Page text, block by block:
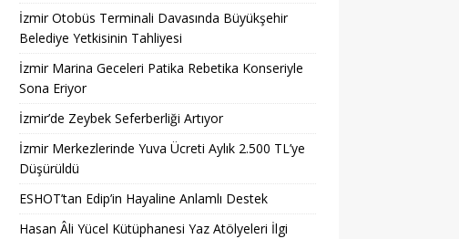
İzmir Otobüs Terminali Davasında Büyükşehir
Belediye Yetkisinin Tahliyesi
İzmir Marina Geceleri Patika Rebetika Konseriyle
Sona Eriyor
İzmir’de Zeybek Seferberliği Artıyor
İzmir Merkezlerinde Yuva Ücreti Aylık 2.500 TL’ye
Düşürüldü
ESHOT’tan Edip’in Hayaline Anlamlı Destek
Hasan Âli Yücel Kütüphanesi Yaz Atölyeleri İlgi